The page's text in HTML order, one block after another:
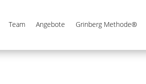
Team Angebote Grinberg Methode®